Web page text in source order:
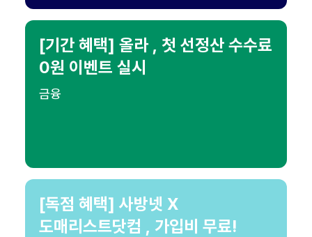
[기간 혜택] 올라 , 첫 선정산 수수료
0원 이벤트 실시
금융
[독점 혜택] 사방넷 X
도매리스트닷컴 , 가입비 무료!